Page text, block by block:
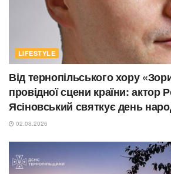
LIFESTYLE
Від тернопільського хору
провідної сцени країни: актор
Ясіновський святкує день
02.08.2026